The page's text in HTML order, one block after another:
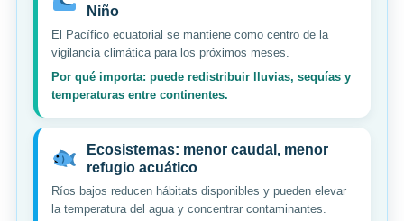
Niño
El Pacífico ecuatorial se mantiene como centro de la
vigilancia climática para los próximos meses.
Por qué importa: puede redistribuir lluvias, sequías y
temperaturas entre continentes.
Ecosistemas: menor caudal, menor
refugio acuático
Ríos bajos reducen hábitats disponibles y pueden elevar
la temperatura del agua y concentrar contaminantes.